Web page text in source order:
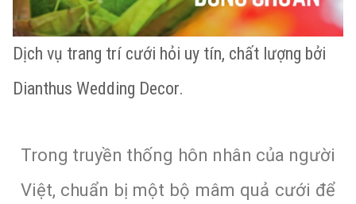
Dịch vụ trang trí cưới hỏi uy tín, chất lượng bởi
Dianthus Wedding Decor.
Trong truyền thống hôn nhân của người
Việt, chuẩn bị một bộ mâm quả cưới để